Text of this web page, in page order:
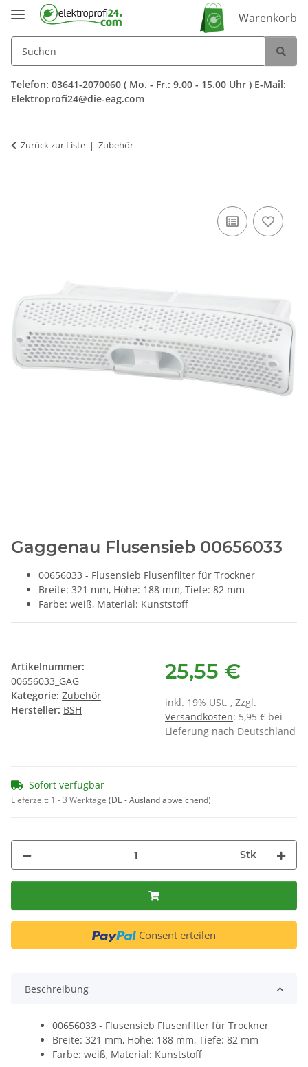
Warenkorb
Telefon: 03641-2070060 ( Mo. - Fr.: 9.00 - 15.00 Uhr ) E-Mail:
Elektroprofi24@die-eag.com
Zurück zur Liste Zubehör
Gaggenau Flusensieb 00656033
00656033 - Flusensieb Flusenfilter für Trockner
Breite: 321 mm, Höhe: 188 mm, Tiefe: 82 mm
Farbe: weiß, Material: Kunststoff
Artikelnummer:
00656033_GAG
Kategorie: Zubehör
Hersteller: BSH
25,55 €
inkl. 19% USt. , Zzgl.
Versandkosten: 5,95 € bei
Lieferung nach Deutschland
Sofort verfügbar
Lieferzeit: 1 - 3 Werktage (DE - Ausland abweichend)
Stk
Consent erteilen
Beschreibung
00656033 - Flusensieb Flusenfilter für Trockner
Breite: 321 mm, Höhe: 188 mm, Tiefe: 82 mm
Farbe: weiß, Material: Kunststoff